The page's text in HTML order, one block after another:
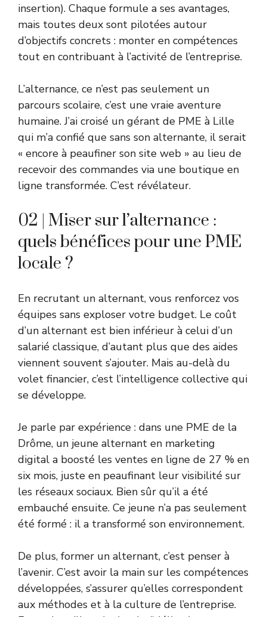
insertion). Chaque formule a ses avantages,
mais toutes deux sont pilotées autour
d’objectifs concrets : monter en compétences
tout en contribuant à l’activité de l’entreprise.
L’alternance, ce n’est pas seulement un
parcours scolaire, c’est une vraie aventure
humaine. J’ai croisé un gérant de PME à Lille
qui m’a confié que sans son alternante, il serait
« encore à peaufiner son site web » au lieu de
recevoir des commandes via une boutique en
ligne transformée. C’est révélateur.
02 | Miser sur l’alternance :
quels bénéfices pour une PME
locale ?
En recrutant un alternant, vous renforcez vos
équipes sans exploser votre budget. Le coût
d’un alternant est bien inférieur à celui d’un
salarié classique, d’autant plus que des aides
viennent souvent s’ajouter. Mais au-delà du
volet financier, c’est l’intelligence collective qui
se développe.
Je parle par expérience : dans une PME de la
Drôme, un jeune alternant en marketing
digital a boosté les ventes en ligne de 27 % en
six mois, juste en peaufinant leur visibilité sur
les réseaux sociaux. Bien sûr qu’il a été
embauché ensuite. Ce jeune n’a pas seulement
été formé : il a transformé son environnement.
De plus, former un alternant, c’est penser à
l’avenir. C’est avoir la main sur les compétences
développées, s’assurer qu’elles correspondent
aux méthodes et à la culture de l’entreprise.